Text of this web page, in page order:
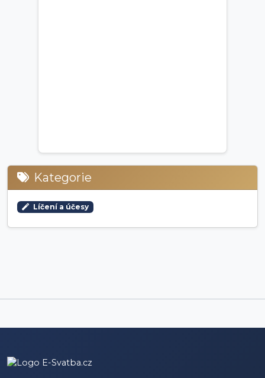
Kategorie
Líčení a účesy